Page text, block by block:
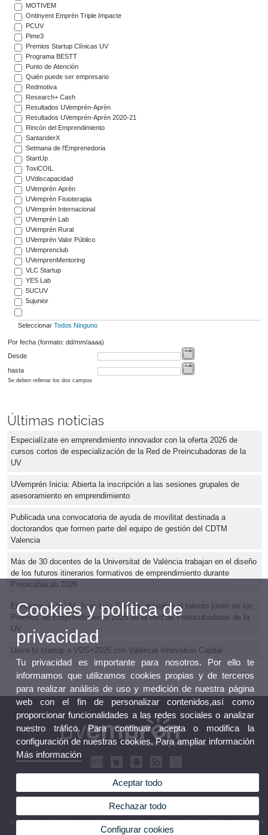
MOTIVEM
Ontinyent Emprén Triple Impacte
PCUV
Pime3
Premios Startup Clínicas UV
Programa BESTT
Punto de Atención
Quién puede ser empresario
Redmotiva
Research+ Cash
Resultados UVemprén-Aprèn
Resultados UVemprén-Aprèn 2020-21
Rincón del Emprendimiento
SantanderX
Setmana de l'Emprenedoria
StartUp
ToxiCOIL
UVdiscapacidad
UVemprén Aprèn
UVemprèn Fisioterapia
UVemprén Internacional
UVemprén Lab
UVemprén Rural
UVemprén Valor Público
UVemprenclub
UVemprenMentoring
VLC Startup
YES Lab
5UCUV
5ujunior
Seleccionar Todos Ninguno
Por fecha (formato: dd/mm/aaaa)
Desde
hasta
Se deben rellenar los dos campos
Últimas noticias
Especialízate en emprendimiento innovador con la oferta 2026 de
cursos cortos de especialización de la Red de Preincubadoras de la
UV
UVemprén Inicia: Abierta la inscripción a las sesiones grupales de
asesoramiento en emprendimiento
Publicada una convocatoria de ayuda de movilitat destinada a
doctorandos que formen parte del equipo de gestión del CDTM
Valencia
Más de 30 docentes de la Universitat de València trabajan en el diseño
de los futuros itinerarios formativos de emprendimiento durante
PreincubaLab 2026
El Rector de la UV, Juan Luis Gandía, respalda el talento joven en los
Premios de Emprendimiento 2026 de la Red de Preincubadoras de la
UV
Lleva tu startup a VDS+2026 con València Innovation Capital
© 2026 UV. - Calle Albalat dels Tarongers, nº 3 bajo 46021 VALENCIA. Teléfono: 96 398 34
72
Cookies y política de
privacidad
Tu privacidad es importante para nosotros. Por ello te
informamos que utilizamos cookies propias y de terceros
para realizar análisis de uso y medición de nuestra página
web con el fin de personalizar contenidos,así como
proporcionar funcionalidades a las redes sociales o analizar
nuestro tráfico. Para continuar acepta o modifica la
configuración de nuestras cookies. Para ampliar información
Más información
Aceptar todo
Rechazar todo
Configurar cookies